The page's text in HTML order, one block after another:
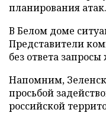
планирования атак.
В Белом доме
Представители
без ответа
Напомним,
просьбой
российской